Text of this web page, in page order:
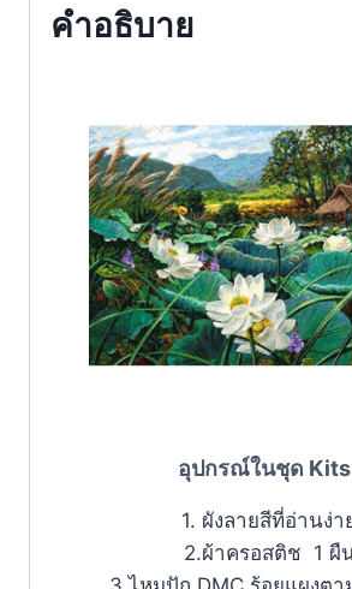
คำอธิบาย
อุปกรณ์ในชุด Kits
1. ผังลายสีที่อ่านง่า
2.ผ้าครอสติช 1 ผื